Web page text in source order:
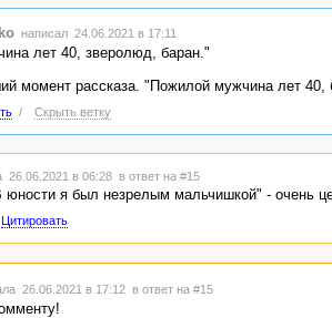
написал 24.06.2021 в 17:11
лет 40, зверолюд, баран."
момент рассказа. "Пожилой мужчина лет
/ Скрыть ветку
26.06.2021 в 06:28 в ответ на #15
юности я был незрелым мальчишкой" - очень
Цитировать
26.06.2021 в 17:12 в ответ на #15